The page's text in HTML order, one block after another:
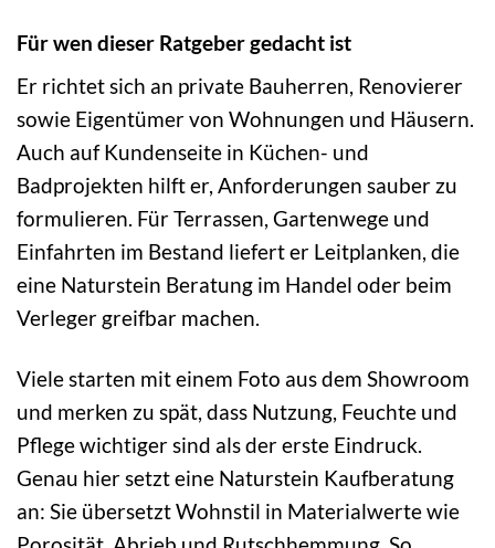
Für wen dieser Ratgeber gedacht ist
Er richtet sich an private Bauherren, Renovierer
sowie Eigentümer von Wohnungen und Häusern.
Auch auf Kundenseite in Küchen- und
Badprojekten hilft er, Anforderungen sauber zu
formulieren. Für Terrassen, Gartenwege und
Einfahrten im Bestand liefert er Leitplanken, die
eine Naturstein Beratung im Handel oder beim
Verleger greifbar machen.
Viele starten mit einem Foto aus dem Showroom
und merken zu spät, dass Nutzung, Feuchte und
Pflege wichtiger sind als der erste Eindruck.
Genau hier setzt eine Naturstein Kaufberatung
an: Sie übersetzt Wohnstil in Materialwerte wie